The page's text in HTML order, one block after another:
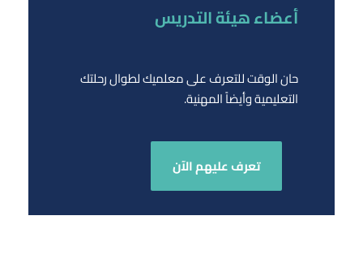
أعضاء هيئة التدريس
حان الوقت للتعرف على معلميك لطوال رحلتك
التعليمية وأيضاً المهنية.
تعرف عليهم الآن